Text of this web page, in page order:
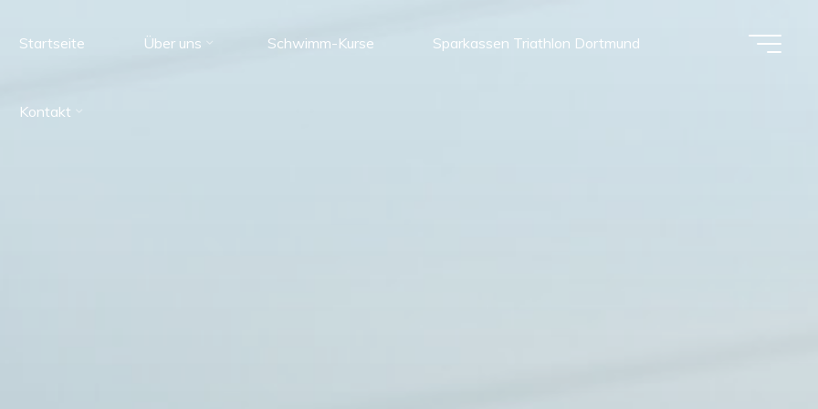
Startseite Über uns Schwimm-Kurse Sparkassen Triathlon Dortmund
Kontakt